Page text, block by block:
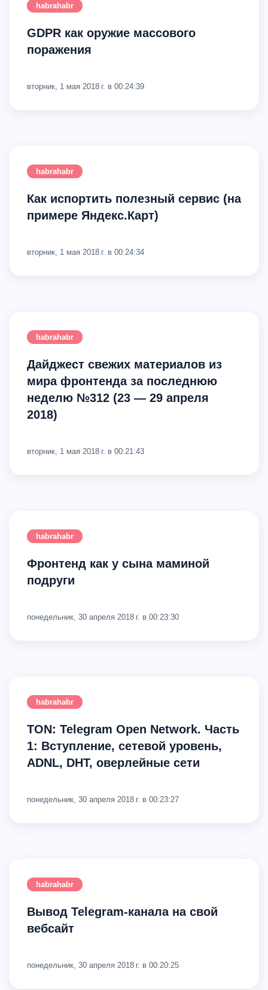
habrahabr
GDPR как оружие массового
поражения
вторник, 1 мая 2018 г. в 00:24:39
habrahabr
Как испортить полезный сервис (на
примере Яндекс.Карт)
вторник, 1 мая 2018 г. в 00:24:34
habrahabr
Дайджест свежих материалов из
мира фронтенда за последнюю
неделю №312 (23 — 29 апреля
2018)
вторник, 1 мая 2018 г. в 00:21:43
habrahabr
Фронтенд как у сына маминой
подруги
понедельник, 30 апреля 2018 г. в 00:23:30
habrahabr
TON: Telegram Open Network. Часть
1: Вступление, сетевой уровень,
ADNL, DHT, оверлейные сети
понедельник, 30 апреля 2018 г. в 00:23:27
habrahabr
Вывод Telegram-канала на свой
вебсайт
понедельник, 30 апреля 2018 г. в 00:20:25